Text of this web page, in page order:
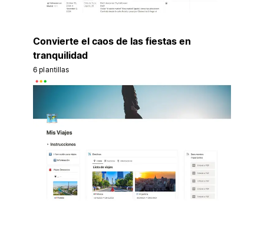
Convierte el caos de las fiestas en
tranquilidad
6 plantillas